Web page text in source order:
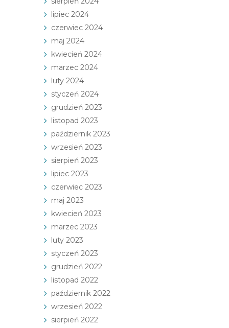
lipiec 2024
czerwiec 2024
maj 2024
kwiecień 2024
marzec 2024
luty 2024
styczeń 2024
grudzień 2023
listopad 2023
październik 2023
wrzesień 2023
sierpień 2023
lipiec 2023
czerwiec 2023
maj 2023
kwiecień 2023
marzec 2023
luty 2023
styczeń 2023
grudzień 2022
listopad 2022
październik 2022
wrzesień 2022
sierpień 2022